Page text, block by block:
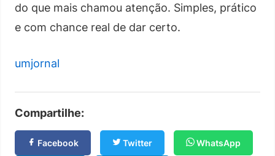
do que mais chamou atenção. Simples, prático
e com chance real de dar certo.
umjornal
Compartilhe:
Facebook Twitter WhatsApp